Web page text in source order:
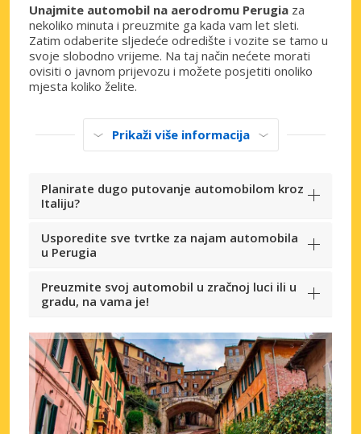
Unajmite automobil na aerodromu Perugia za
nekoliko minuta i preuzmite ga kada vam let sleti.
Zatim odaberite sljedeće odredište i vozite se tamo u
svoje slobodno vrijeme. Na taj način nećete morati
ovisiti o javnom prijevozu i možete posjetiti onoliko
mjesta koliko želite.
Prikaži više informacija
Planirate dugo putovanje automobilom kroz
Italiju?
Usporedite sve tvrtke za najam automobila
u Perugia
Preuzmite svoj automobil u zračnoj luci ili u
gradu, na vama je!